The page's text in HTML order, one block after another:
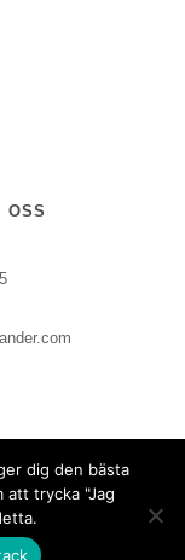
rättigheter
OSS
dig den bästa
att trycka "Jag